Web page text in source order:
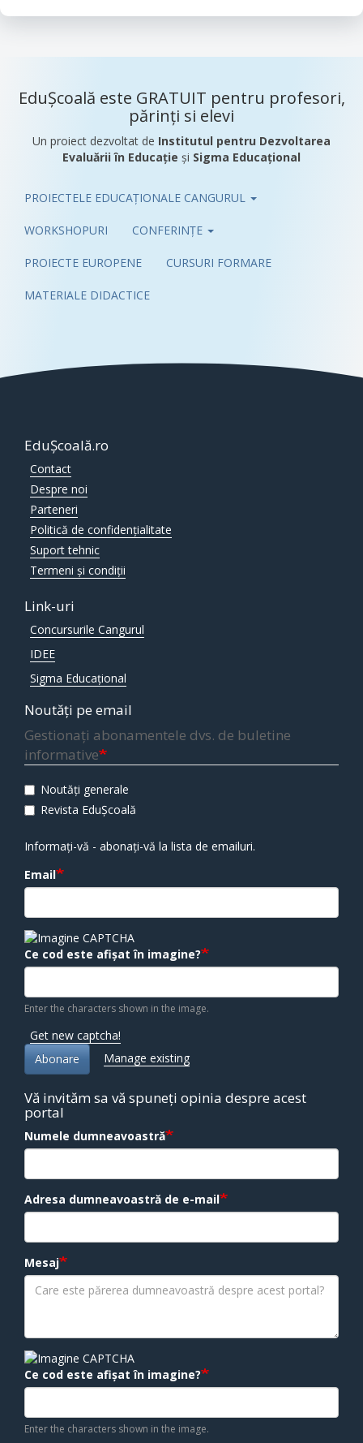
EduȘcoală este GRATUIT pentru profesori,
părinți si elevi
Un proiect dezvoltat de Institutul pentru Dezvoltarea
Evaluării în Educație și Sigma Educațional
Pub
PROIECTELE EDUCAȚIONALE CANGURUL
WORKSHOPURI CONFERINȚE
PROIECTE EUROPENE CURSURI FORMARE
MATERIALE DIDACTICE
EduȘcoală.ro
Contact
Despre noi
Parteneri
Politică de confidențialitate
Suport tehnic
Termeni și condiții
Link-uri
Concursurile Cangurul
IDEE
Sigma Educațional
Noutăți pe email
Gestionați abonamentele dvs. de buletine
informative
Noutăți generale
Revista EduȘcoală
Informați-vă - abonați-vă la lista de emailuri.
Email
Ce cod este afișat în imagine?
Enter the characters shown in the image.
Get new captcha!
Abonare
Manage existing
Vă invităm sa vă spuneți opinia despre acest
portal
Numele dumneavoastră
Adresa dumneavoastră de e-mail
Mesaj
Ce cod este afișat în imagine?
Enter the characters shown in the image.